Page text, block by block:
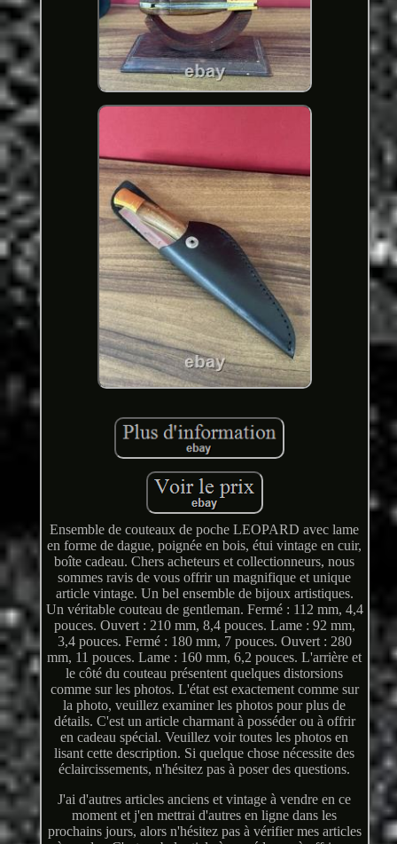
Ensemble de couteaux de poche LEOPARD avec lame
en forme de dague, poignée en bois, étui vintage en cuir,
boîte cadeau. Chers acheteurs et collectionneurs, nous
sommes ravis de vous offrir un magnifique et unique
article vintage. Un bel ensemble de bijoux artistiques.
Un véritable couteau de gentleman. Fermé : 112 mm, 4,4
pouces. Ouvert : 210 mm, 8,4 pouces. Lame : 92 mm,
3,4 pouces. Fermé : 180 mm, 7 pouces. Ouvert : 280
mm, 11 pouces. Lame : 160 mm, 6,2 pouces. L'arrière et
le côté du couteau présentent quelques distorsions
comme sur les photos. L'état est exactement comme sur
la photo, veuillez examiner les photos pour plus de
détails. C'est un article charmant à posséder ou à offrir
en cadeau spécial. Veuillez voir toutes les photos en
lisant cette description. Si quelque chose nécessite des
éclaircissements, n'hésitez pas à poser des questions.
J'ai d'autres articles anciens et vintage à vendre en ce
moment et j'en mettrai d'autres en ligne dans les
prochains jours, alors n'hésitez pas à vérifier mes articles